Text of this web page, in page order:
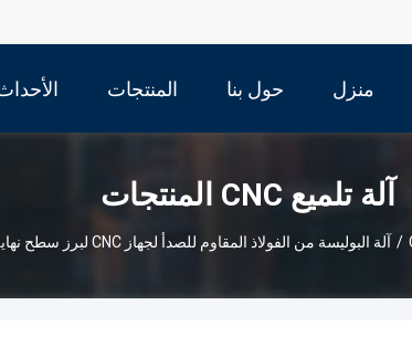
منزل حول بنا المنتجات
آلة تلميع CNC المنتجات
/ آلة البوليسة من الفولاذ المقاوم للصدأ لجهاز CNC لبرز سطح نهاية الطبق